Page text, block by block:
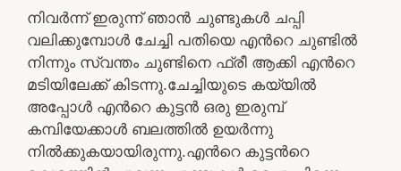
നിവർന്ന് ഇരുന്ന് ഞാൻ ചുണ്ടുകൾ ചപ്പി
വലിക്കുമ്പോൾ ചേച്ചി പതിയെ എൻറെ ചുണ്ടിൽ
നിന്നും സ്വന്തം ചുണ്ടിനെ ഫ്രീ ആക്കി എൻറെ
മടിയിലേക്ക് കിടന്നു.ചേച്ചിയുടെ കയ്യിൽ
അപ്പോൾ എൻറെ കുട്ടൻ ഒരു ഇരുമ്പ്
കമ്പിയേക്കാൾ ബലത്തിൽ ഉയർന്നു
നിൽക്കുകയായിരുന്നു.എൻറെ കുട്ടൻറെ